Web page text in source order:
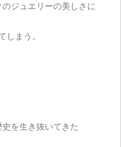
ジュエリーの美しさに
しまう。
を生き抜いてきた